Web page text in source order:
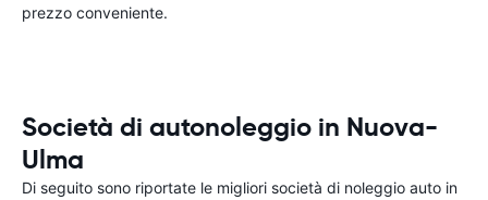
prezzo conveniente.
Società di autonoleggio in Nuova-
Ulma
Di seguito sono riportate le migliori società di noleggio auto in